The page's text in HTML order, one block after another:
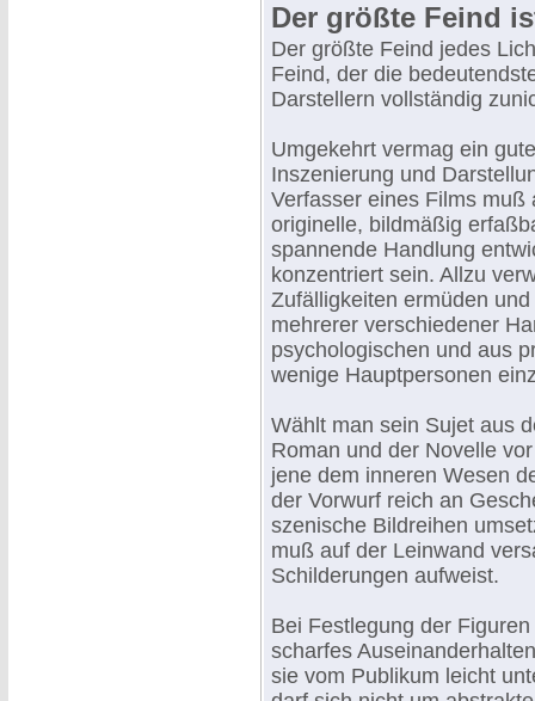
Der größte Feind
Der größte Feind jedes
Feind, der die
Darstellern vollständig
Umgekehrt vermag ein
Inszenierung und
Verfasser eines Films
originelle, bildmäßig
spannende Handlung
konzentriert sein. Allzu
Zufälligkeiten ermüden
mehrerer verschiedener
psychologischen und aus
wenige Hauptpersonen
Wählt man sein Sujet aus
Roman und der Novelle
jene dem inneren Wesen
der Vorwurf reich an
szenische Bildreihen
muß auf der Leinwand
Schilderungen aufweist.
Bei Festlegung der
scharfes
sie vom Publikum leicht